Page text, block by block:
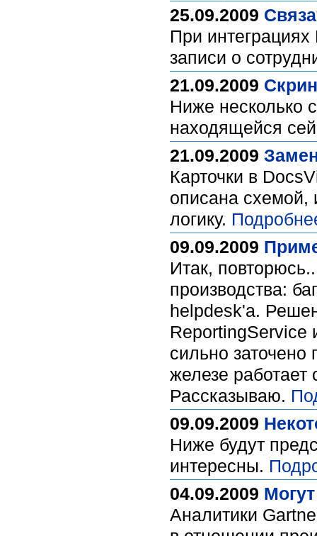
25.09.2009
При
записи о
21.09.2009
Ниже несколько
находящейся
21.09.2009
Карточки в
описана схемой,
логику.
09.09.2009
Итак,
производства:
helpdesk'а.
ReportingService
сильно
железе работает
Рассказываю.
09.09.2009
Ниже будут
интересны.
04.09.2009
Аналитики